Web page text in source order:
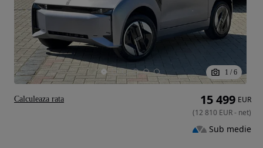
1 / 6
15 499 EUR
(12 810 EUR- net)
Sub medie
Calculeaza rata